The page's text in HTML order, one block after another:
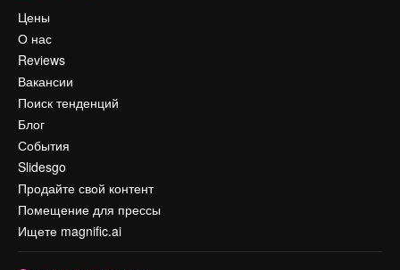
Цены
О нас
Reviews
Вакансии
Поиск тенденций
Блог
События
Slidesgo
Продайте свой контент
Помещение для прессы
Ищете magnific.ai